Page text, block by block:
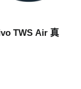
TWS Air 真